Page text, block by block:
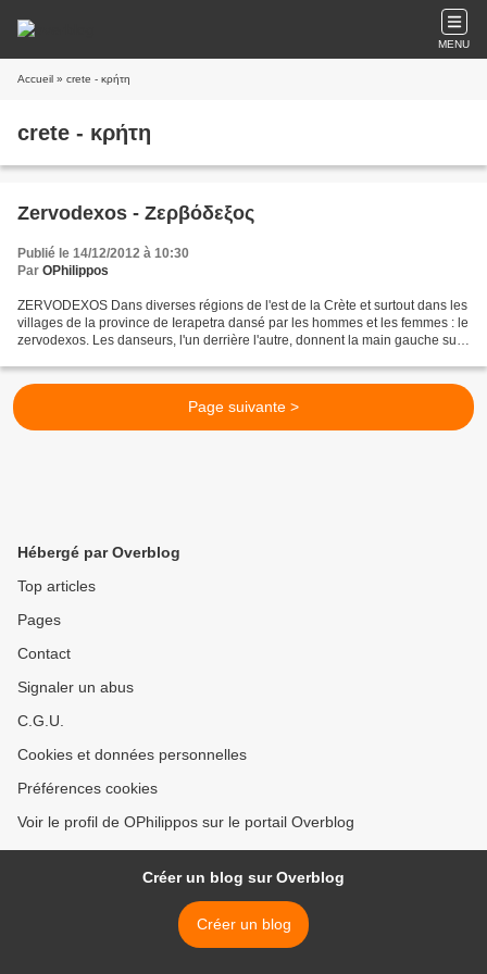
MENU
Accueil » crete - κρήτη
crete - κρήτη
Zervodexos - Ζερβόδεξος
Publié le 14/12/2012 à 10:30
Par OPhilippos
ZERVODEXOS Dans diverses régions de l'est de la Crète et surtout dans les
villages de la province de Ierapetra dansé par les hommes et les femmes : le
zervodexos. Les danseurs, l'un derrière l'autre, donnent la main gauche sur
Page suivante >
Hébergé par Overblog
Top articles
Pages
Contact
Signaler un abus
C.G.U.
Cookies et données personnelles
Préférences cookies
Voir le profil de OPhilippos sur le portail Overblog
Créer un blog sur Overblog
Créer un blog